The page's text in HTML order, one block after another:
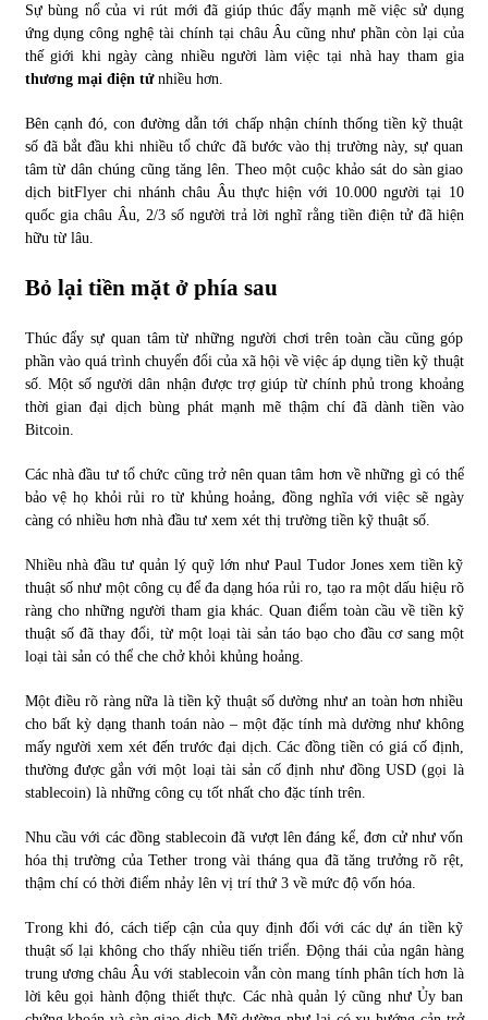
Sự bùng nổ của vi rút mới đã giúp thúc đẩy mạnh mẽ việc sử dụng
ứng dụng công nghệ tài chính tại châu Âu cũng như phần còn lại của
thế giới khi ngày càng nhiều người làm việc tại nhà hay tham gia
thương mại điện tửnhiều hơn.
Bên cạnh đó, con đường dẫn tới chấp nhận chính thống tiền kỹ thuật
số đã bắt đầu khi nhiều tổ chức đã bước vào thị trường này, sự quan
tâm từ dân chúng cũng tăng lên. Theo một cuộc khảo sát do sàn giao
dịch bitFlyer chi nhánh châu Âu thực hiện với 10.000 người tại 10
quốc gia châu Âu, 2/3 số người trả lời nghĩ rằng tiền điện tử đã hiện
hữu từ lâu.
Bỏ lại tiền mặt ở phía sau
Thúc đẩy sự quan tâm từ những người chơi trên toàn cầu cũng góp
phần vào quá trình chuyển đổi của xã hội về việc áp dụng tiền kỹ thuật
số. Một số người dân nhận được trợ giúp từ chính phủ trong khoảng
thời gian đại dịch bùng phát mạnh mẽ thậm chí đã dành tiền vào
Bitcoin.
Các nhà đầu tư tổ chức cũng trở nên quan tâm hơn về những gì có thể
bảo vệ họ khỏi rủi ro từ khủng hoảng, đồng nghĩa với việc sẽ ngày
càng có nhiều hơn nhà đầu tư xem xét thị trường tiền kỹ thuật số.
Nhiều nhà đầu tư quản lý quỹ lớn như Paul Tudor Jones xem tiền kỹ
thuật số như một công cụ để đa dạng hóa rủi ro, tạo ra một dấu hiệu rõ
ràng cho những người tham gia khác. Quan điểm toàn cầu về tiền kỹ
thuật số đã thay đổi, từ một loại tài sản táo bạo cho đầu cơ sang một
loại tài sản có thể che chở khỏi khủng hoảng.
Một điều rõ ràng nữa là tiền kỹ thuật số dường như an toàn hơn nhiều
cho bất kỳ dạng thanh toán nào – một đặc tính mà dường như không
mấy người xem xét đến trước đại dịch. Các đồng tiền có giá cố định,
thường được gắn với một loại tài sản cố định như đồng USD (gọi là
stablecoin) là những công cụ tốt nhất cho đặc tính trên.
Nhu cầu với các đồng stablecoin đã vượt lên đáng kể, đơn cử như vốn
hóa thị trường của Tether trong vài tháng qua đã tăng trưởng rõ rệt,
thậm chí có thời điểm nhảy lên vị trí thứ 3 về mức độ vốn hóa.
Trong khi đó, cách tiếp cận của quy định đối với các dự án tiền kỹ
thuật số lại không cho thấy nhiều tiến triển. Động thái của ngân hàng
trung ương châu Âu với stablecoin vẫn còn mang tính phân tích hơn là
lời kêu gọi hành động thiết thực. Các nhà quản lý cũng như Ủy ban